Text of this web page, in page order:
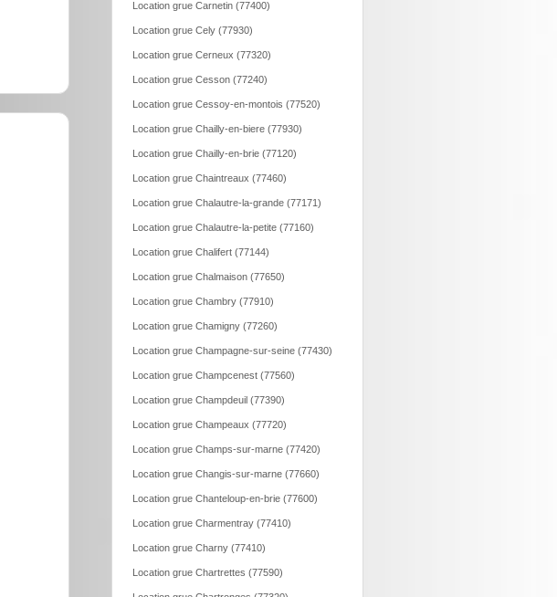
Location grue Carnetin (77400)
Location grue Cely (77930)
Location grue Cerneux (77320)
Location grue Cesson (77240)
Location grue Cessoy-en-montois (77520)
Location grue Chailly-en-biere (77930)
Location grue Chailly-en-brie (77120)
Location grue Chaintreaux (77460)
Location grue Chalautre-la-grande (77171)
Location grue Chalautre-la-petite (77160)
Location grue Chalifert (77144)
Location grue Chalmaison (77650)
Location grue Chambry (77910)
Location grue Chamigny (77260)
Location grue Champagne-sur-seine (77430)
Location grue Champcenest (77560)
Location grue Champdeuil (77390)
Location grue Champeaux (77720)
Location grue Champs-sur-marne (77420)
Location grue Changis-sur-marne (77660)
Location grue Chanteloup-en-brie (77600)
Location grue Charmentray (77410)
Location grue Charny (77410)
Location grue Chartrettes (77590)